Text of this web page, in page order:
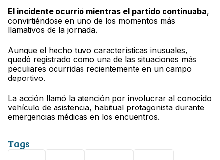
El incidente ocurrió mientras el partido continuaba,
convirtiéndose en uno de los momentos más
llamativos de la jornada.
Aunque el hecho tuvo características inusuales,
quedó registrado como una de las situaciones más
peculiares ocurridas recientemente en un campo
deportivo.
La acción llamó la atención por involucrar al conocido
vehículo de asistencia, habitual protagonista durante
emergencias médicas en los encuentros.
Tags